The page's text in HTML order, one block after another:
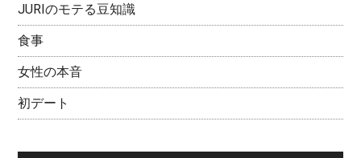
JURIのモテる豆知識
食事
女性の本音
初デート